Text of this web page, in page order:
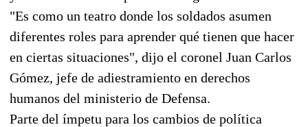
"Es como un teatro donde los soldados asumen
diferentes roles para aprender qué tienen que hacer
en ciertas situaciones", dijo el coronel Juan Carlos
Gómez, jefe de adiestramiento en derechos
humanos del ministerio de Defensa.
Parte del ímpetu para los cambios de política